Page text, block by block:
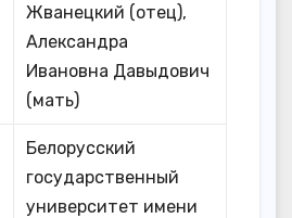
Жванецкий (отец),
Александра
Ивановна Давыдович
(мать)
Белорусский
государственный
университет имени